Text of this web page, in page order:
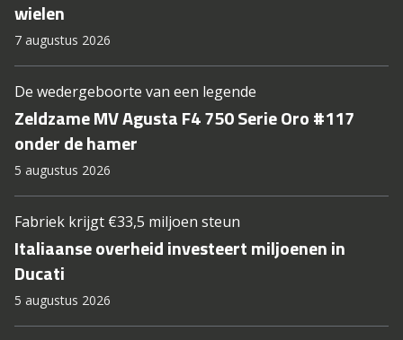
wielen
7 augustus 2026
De wedergeboorte van een legende
Zeldzame MV Agusta F4 750 Serie Oro #117
onder de hamer
5 augustus 2026
Fabriek krijgt €33,5 miljoen steun
Italiaanse overheid investeert miljoenen in
Ducati
5 augustus 2026